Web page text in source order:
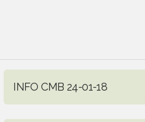
INFO CMB 24-01-18